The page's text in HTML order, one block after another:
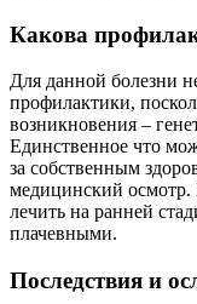
Какова
Для данной болезни
профилактики,
возникновения –
Единственное что
за собственным
медицинский осмотр.
лечить на ранней
плачевными.
Последствия и